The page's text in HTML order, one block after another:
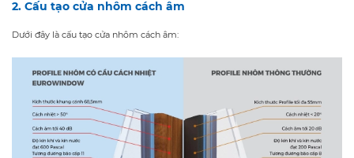
2. Cấu tạo cửa nhôm cách âm
Dưới đây là cấu tạo cửa nhôm cách âm: